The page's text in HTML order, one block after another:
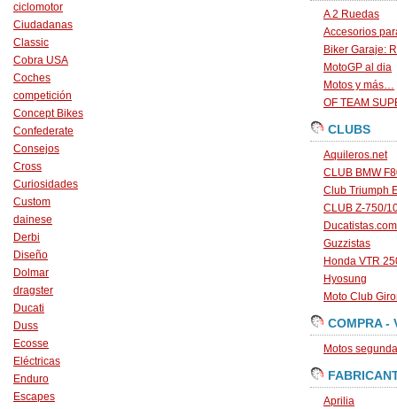
ciclomotor
Ciudadanas
Classic
Cobra USA
Coches
competición
Concept Bikes
Confederate
Consejos
Cross
Curiosidades
Custom
dainese
Derbi
Diseño
Dolmar
dragster
Ducati
Duss
Ecosse
Eléctricas
Enduro
Escapes
A 2 Ruedas
Accesorios
Biker Garaje:
MotoGP al dia
Motos y más…
OF TEAM
CLUBS
Aquileros.net
CLUB BMW
Club Triumph
CLUB Z-750/
Ducatistas.com
Guzzistas
Honda VTR
Hyosung
Moto Club
COMPRA -
Motos
Aprilia